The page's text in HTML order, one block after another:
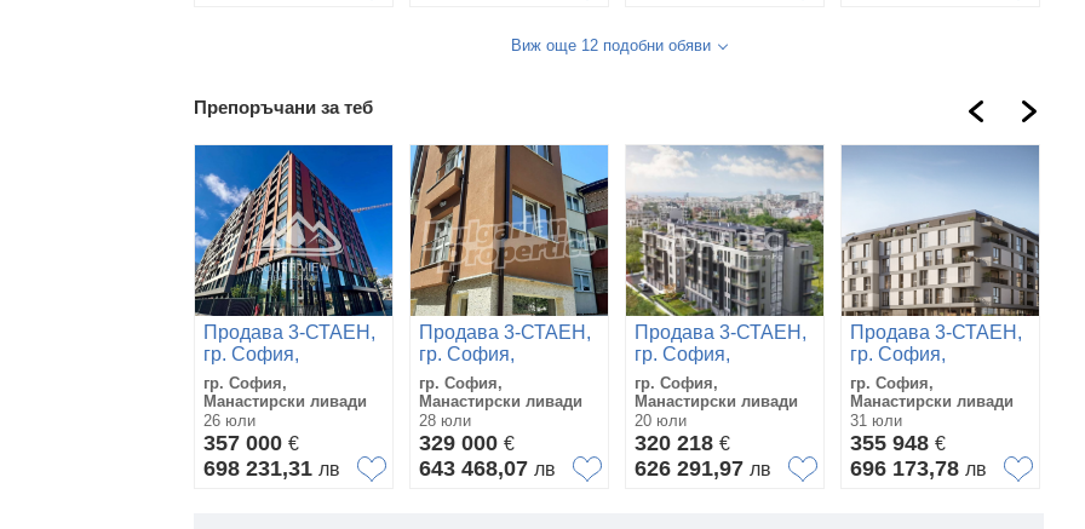
Виж още 12 подобни обяви
Препоръчани за теб
Продава 3-СТАЕН,
гр. София,
Манастирски
ливади
гр. София,
Манастирски ливади
26 юли
357 000 €
698 231,31 лв
Продава 3-СТАЕН,
гр. София,
Манастирски
ливади
гр. София,
Манастирски ливади
28 юли
329 000 €
643 468,07 лв
Продава 3-СТАЕН,
гр. София,
Манастирски
ливади
гр. София,
Манастирски ливади
20 юли
320 218 €
626 291,97 лв
Продава 3-СТАЕН,
гр. София,
Манастирски
ливади
гр. София,
Манастирски ливади
31 юли
355 948 €
696 173,78 лв